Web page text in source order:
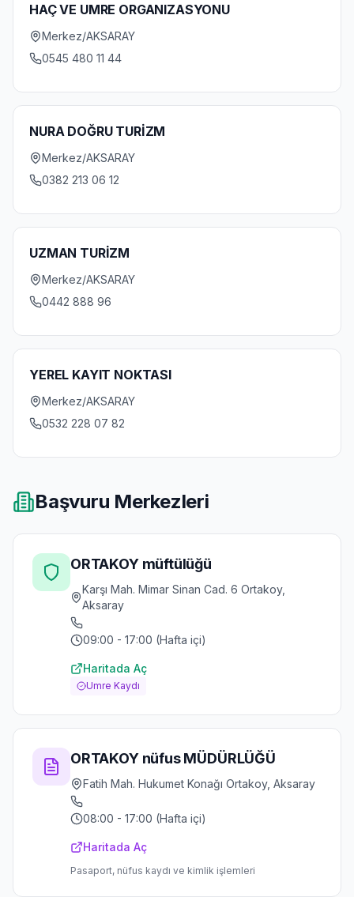
HAÇ VE UMRE ORGANIZASYONU
Merkez/AKSARAY
0545 480 11 44
NURA DOĞRU TURİZM
Merkez/AKSARAY
0382 213 06 12
UZMAN TURİZM
Merkez/AKSARAY
0442 888 96
YEREL KAYIT NOKTASI
Merkez/AKSARAY
0532 228 07 82
Başvuru Merkezleri
ORTAKOY müftülüğü
Karşı Mah. Mimar Sinan Cad. 6 Ortakoy,
Aksaray
09:00 - 17:00 (Hafta içi)
Haritada Aç
Umre Kaydı
ORTAKOY nüfus MÜDÜRLÜĞÜ
Fatih Mah. Hukumet Konağı Ortakoy, Aksaray
08:00 - 17:00 (Hafta içi)
Haritada Aç
Pasaport, nüfus kaydı ve kimlik işlemleri